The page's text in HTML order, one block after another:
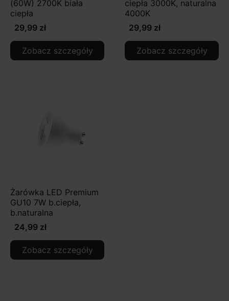
(60W) 2700K biała
ciepła
29,99 zł
Zobacz szczegóły
ciepła 3000K, naturalna
4000K
29,99 zł
Zobacz szczegóły
Żarówka LED Premium
GU10 7W b.ciepła,
b.naturalna
24,99 zł
Zobacz szczegóły